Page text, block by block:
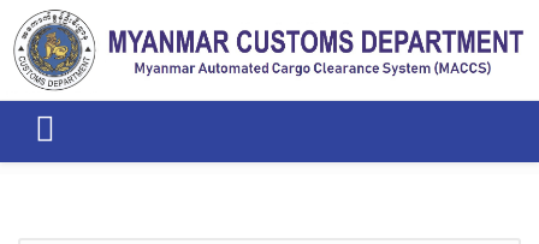
Skip to main content